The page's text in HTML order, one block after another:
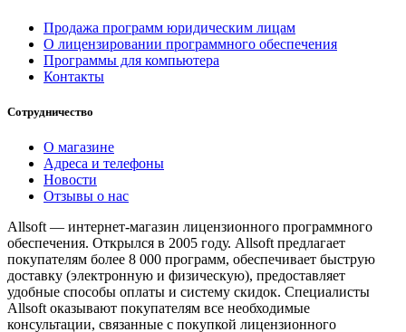
Продажа программ юридическим лицам
О лицензировании программного обеспечения
Программы для компьютера
Контакты
Сотрудничество
О магазине
Адреса и телефоны
Новости
Отзывы о нас
Allsoft — интернет-магазин лицензионного программного
обеспечения. Открылся в 2005 году. Allsoft предлагает
покупателям более 8 000 программ, обеспечивает быструю
доставку (электронную и физическую), предоставляет
удобные способы оплаты и систему скидок. Специалисты
Allsoft оказывают покупателям все необходимые
консультации, связанные с покупкой лицензионного